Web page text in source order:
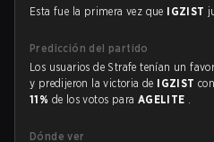
Esta fue la primera vez que IGZIST
Predicción del partido
Los usuarios de Strafe tenían un
y predijeron la victoria de IGZISTcon
11% de los votos para AGELITE .
Dónde ver